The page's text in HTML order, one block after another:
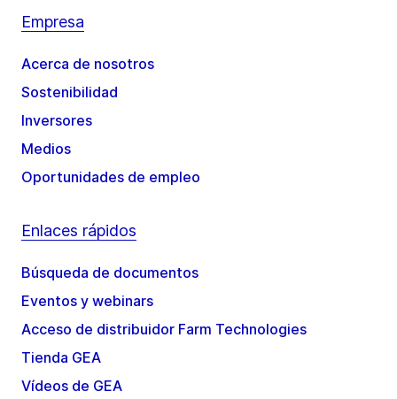
Empresa
Acerca de nosotros
Sostenibilidad
Inversores
Medios
Oportunidades de empleo
Enlaces rápidos
Búsqueda de documentos
Eventos y webinars
Acceso de distribuidor Farm Technologies
Tienda GEA
Vídeos de GEA